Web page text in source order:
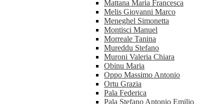
Mattana Maria Francesca
Melis Giovanni Marco
Meneghel Simonetta
Montisci Manuel
Morreale Tanina
Mureddu Stefano
Muroni Valeria Chiara
Obinu Maria
Oppo Massimo Antonio
Ortu Grazia
Pala Federica
Pala Stefano Antonio Emilio